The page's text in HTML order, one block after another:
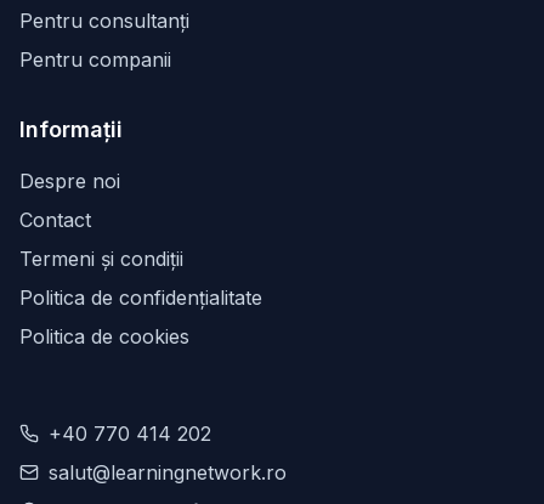
Pentru consultanți
Pentru companii
Informații
Despre noi
Contact
Termeni și condiții
Politica de confidențialitate
Politica de cookies
+40 770 414 202
salut@learningnetwork.ro